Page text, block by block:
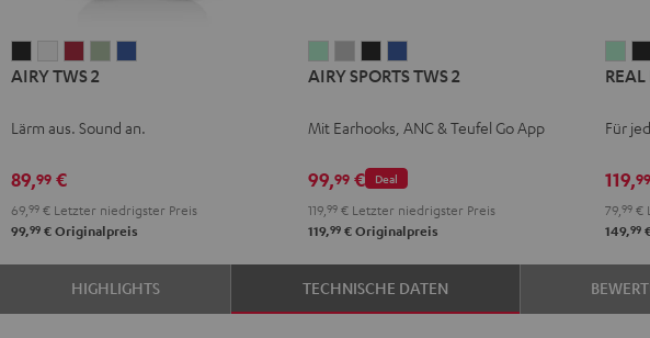
TWS
Night
TWS
Pure
TWS
RubySageSpace
AIRY TWS 2
Lärm aus. Sound an.
89,99 €
69, 99 € Letzter niedrigster Preis
99,99 € Originalpreis
SPORTS
2
Green
SPORTS
2
Gray
SPORTS
2
Black
SPORTS
2
Blue
AIRY SPORTS TWS 2
Mit Earhooks, ANC & Teufel Go App
Deal
99,99€
119, 99€Letzter niedrigster Preis
119,99€Originalpreis
3
REAL
Für
119,99
79, 99€
149,99
HIGHLIGHTS TECHNISCHE DATEN